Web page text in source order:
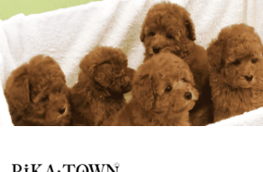
HOMEニュース子犬情報